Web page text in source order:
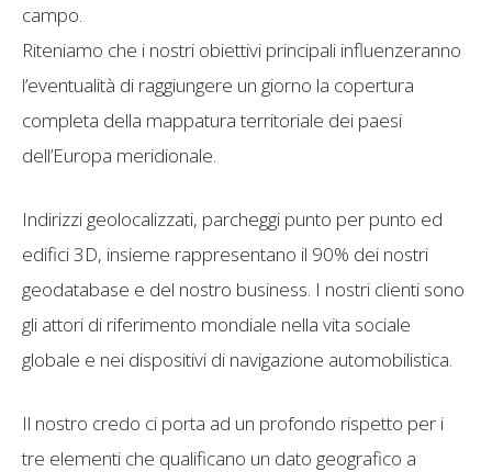
campo.
Riteniamo che i nostri obiettivi principali influenzeranno
l’eventualità di raggiungere un giorno la copertura
completa della mappatura territoriale dei paesi
dell’Europa meridionale.
Indirizzi geolocalizzati, parcheggi punto per punto ed
edifici 3D, insieme rappresentano il 90% dei nostri
geodatabase e del nostro business. I nostri clienti sono
gli attori di riferimento mondiale nella vita sociale
globale e nei dispositivi di navigazione automobilistica.
Il nostro credo ci porta ad un profondo rispetto per i
tre elementi che qualificano un dato geografico a